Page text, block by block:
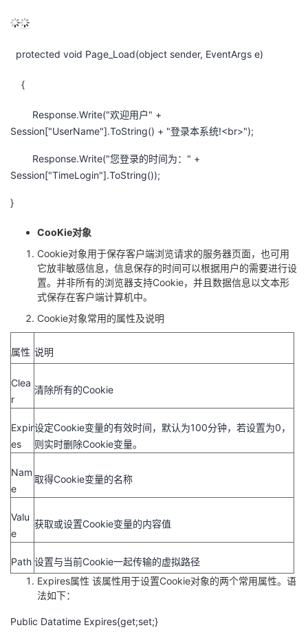
protected void Page_Load(object sender, EventArgs e)
{
Response.Write("欢迎用户" +
Session["UserName"].ToString() + "登录本系统!<br>");
Response.Write("您登录的时间为：" +
Session["TimeLogin"].ToString());
}
CooKie对象
Cookie对象用于保存客户端浏览请求的服务器页面，也可用
它放非敏感信息，信息保存的时间可以根据用户的需要进行设
置。并非所有的浏览器支持Cookie，并且数据信息以文本形
式保存在客户端计算机中。
Cookie对象常用的属性及说明
属性 说明
Clea
r
清除所有的Cookie
Expir
es
设定Cookie变量的有效时间，默认为100分钟，若设置为0，
则实时删除Cookie变量。
Nam
e
取得Cookie变量的名称
Valu
e
获取或设置Cookie变量的内容值
Path 设置与当前Cookie一起传输的虚拟路径
Expires属性 该属性用于设置Cookie对象的两个常用属性。语
法如下：
Public Datatime Expires{get;set;}